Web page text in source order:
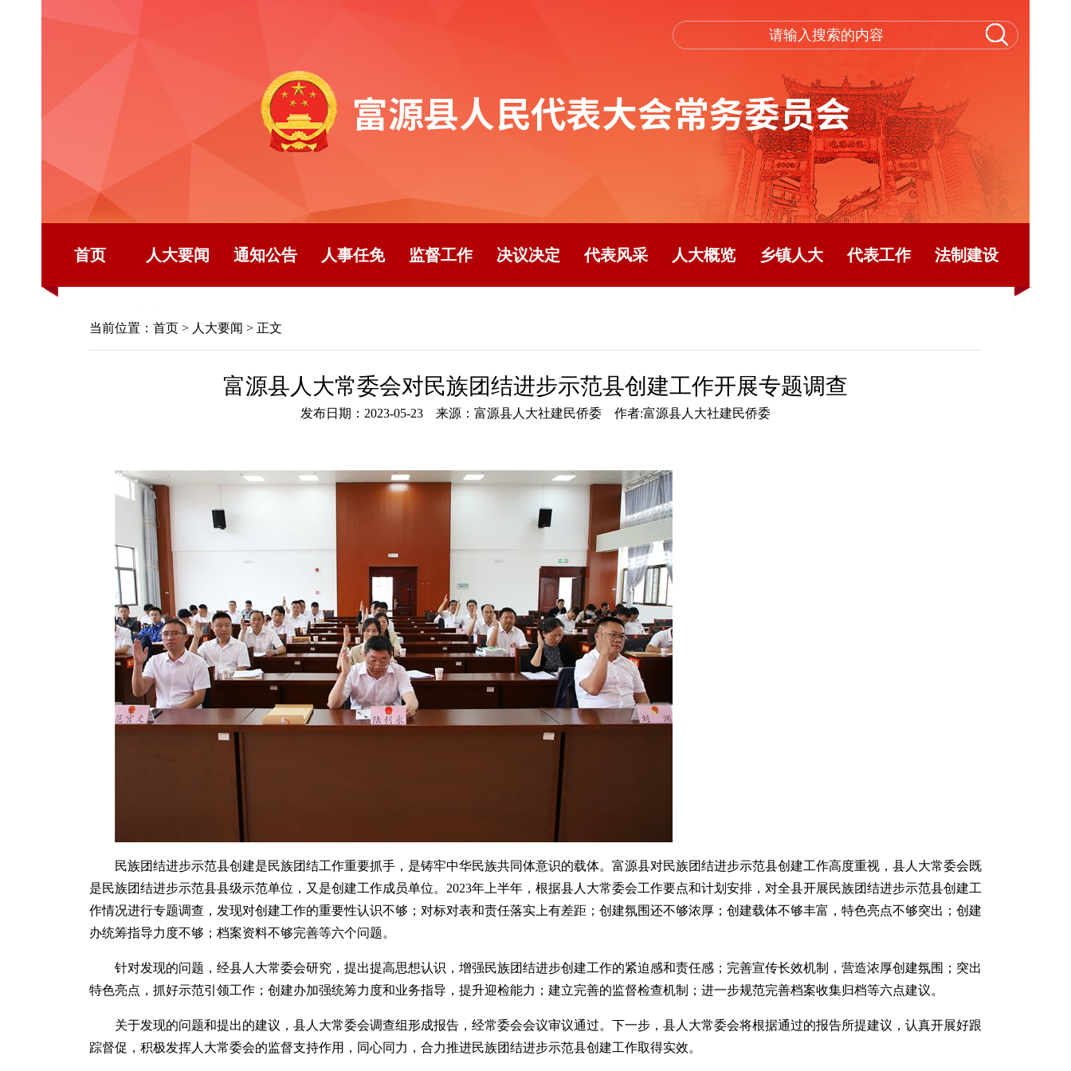
首页 人大要闻 通知公告 人事任免 监督工作 决议决定 代表风采 人大概览 乡镇人大 代表工作 法制建设
当前位置： 首页 > 人大要闻 > 正文
富源县人大常委会对民族团结进步示范县创建工作开展专题调查
发布日期：2023-05-23 来源：富源县人大社建民侨委 作者:富源县人大社建民侨委
民族团结进步示范县创建是民族团结工作重要抓手，是铸牢中华民族共同体意识的载体。富源县对民族团结进步示范县创建工作高度重视，县人大常委会既
是民族团结进步示范县县级示范单位，又是创建工作成员单位。2023年上半年，根据县人大常委会工作要点和计划安排，对全县开展民族团结进步示范县创建工
作情况进行专题调查，发现对创建工作的重要性认识不够；对标对表和责任落实上有差距；创建氛围还不够浓厚；创建载体不够丰富，特色亮点不够突出；创建
办统筹指导力度不够；档案资料不够完善等六个问题。
针对发现的问题，经县人大常委会研究，提出提高思想认识，增强民族团结进步创建工作的紧迫感和责任感；完善宣传长效机制，营造浓厚创建氛围；突出
特色亮点，抓好示范引领工作；创建办加强统筹力度和业务指导，提升迎检能力；建立完善的监督检查机制；进一步规范完善档案收集归档等六点建议。
关于发现的问题和提出的建议，县人大常委会调查组形成报告，经常委会会议审议通过。下一步，县人大常委会将根据通过的报告所提建议，认真开展好跟
踪督促，积极发挥人大常委会的监督支持作用，同心同力，合力推进民族团结进步示范县创建工作取得实效。